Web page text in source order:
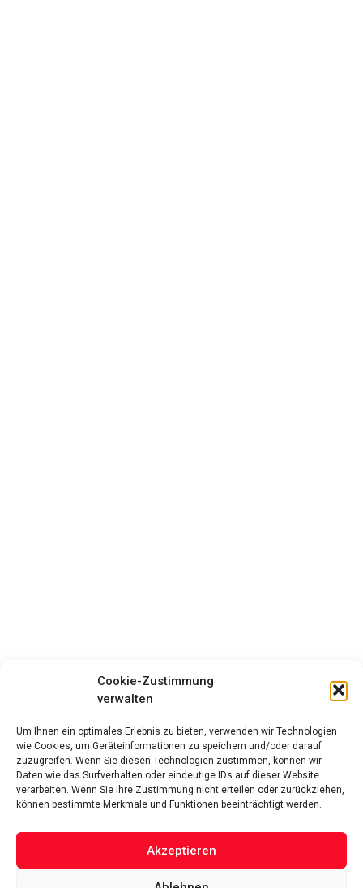
Cookie-Zustimmung
verwalten
Um Ihnen ein optimales Erlebnis zu bieten, verwenden wir Technologien
wie Cookies, um Geräteinformationen zu speichern und/oder darauf
zuzugreifen. Wenn Sie diesen Technologien zustimmen, können wir
Daten wie das Surfverhalten oder eindeutige IDs auf dieser Website
verarbeiten. Wenn Sie Ihre Zustimmung nicht erteilen oder zurückziehen,
können bestimmte Merkmale und Funktionen beeinträchtigt werden.
Akzeptieren